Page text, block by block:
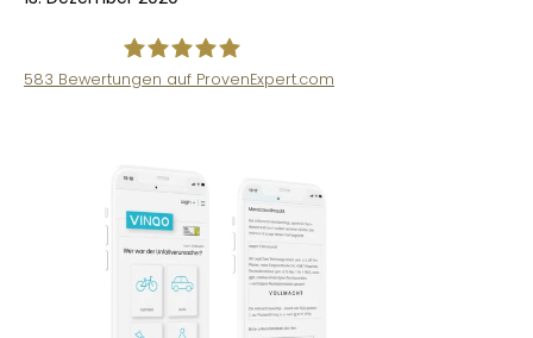
583 Bewertungen auf ProvenExpert.com